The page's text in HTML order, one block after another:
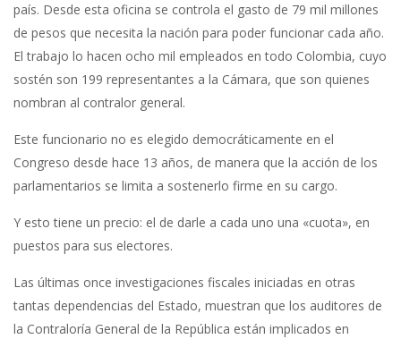
país. Desde esta oficina se controla el gasto de 79 mil millones
de pesos que necesita la nación para poder funcionar cada año.
El trabajo lo hacen ocho mil empleados en todo Colombia, cuyo
sostén son 199 representantes a la Cámara, que son quienes
nombran al contralor general.
Este funcionario no es elegido democráticamente en el
Congreso desde hace 13 años, de manera que la acción de los
parlamentarios se limita a sostenerlo firme en su cargo.
Y esto tiene un precio: el de darle a cada uno una «cuota», en
puestos para sus electores.
Las últimas once investigaciones fiscales iniciadas en otras
tantas dependencias del Estado, muestran que los auditores de
la Contraloría General de la República están implicados en